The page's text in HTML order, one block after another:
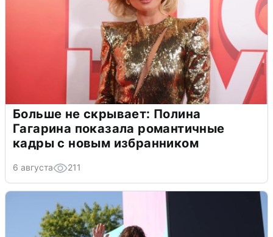
Больше не скрывает: Полина
Гагарина показала романтичные
кадры с новым избранником
6 августа 211